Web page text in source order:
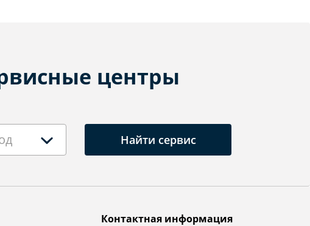
центры
Найти сервис
Контактная информация